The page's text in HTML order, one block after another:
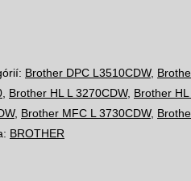
Brother DPC L3510CDW,
Brother HL L 3270CDW, Brother
, Brother MFC L 3730CDW,
BROTHER